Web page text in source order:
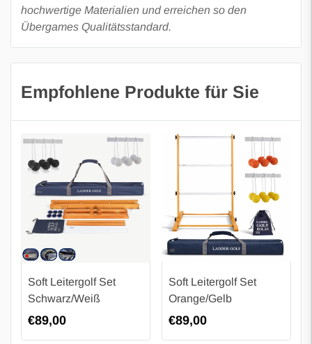
geltenden deutschen gesetzlichen Bestimmungen der
Kunde, sofern nichts anderes vereinbart wurde.
hochwertige Materialien und erreichen so den
Übergames Qualitätsstandard.
Empfohlene Produkte für Sie
Soft Leitergolf Set
Schwarz/Weiß
Regulärer
Preis
€89,00
Soft Leitergolf Set
Orange/Gelb
Regulärer
Preis
€89,00